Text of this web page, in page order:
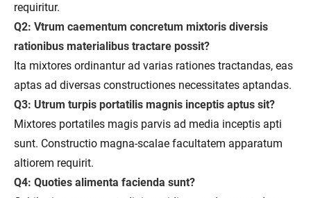
requiritur.
Q2: Vtrum caementum concretum mixtoris diversis
rationibus materialibus tractare possit?
Ita mixtores ordinantur ad varias rationes tractandas, eas
aptas ad diversas constructiones necessitates aptandas.
Q3: Utrum turpis portatilis magnis inceptis aptus sit?
Mixtores portatiles magis parvis ad media inceptis apti
sunt. Constructio magna-scalae facultatem apparatum
altiorem requirit.
Q4: Quoties alimenta facienda sunt?